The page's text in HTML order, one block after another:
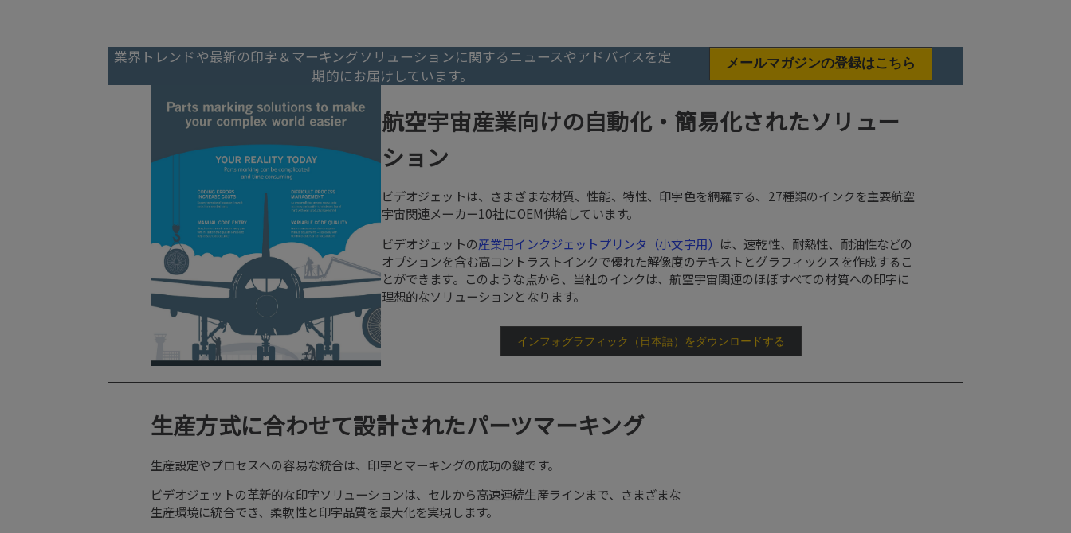
業界トレンドや最新の印字＆マーキングソリューションに関するニュースやアドバイスを定
期的にお届けしています。
メールマガジンの登録はこちら
航空宇宙産業向けの自動化・簡易化されたソリュー
ション
ビデオジェットは、さまざまな材質、性能、特性、印字色を網羅する、27種類のインクを主要航空
宇宙関連メーカー10社にOEM供給しています。
ビデオジェットの産業用インクジェットプリンタ（小文字用） は、速乾性、耐熱性、耐油性などの
オプションを含む高コントラストインクで優れた解像度のテキストとグラフィックスを作成するこ
とができます。このような点から、当社のインクは、航空宇宙関連のほぼすべての材質への印字に
理想的なソリューションとなります。
インフォグラフィック（日本語）をダウンロードする
生産方式に合わせて設計されたパーツマーキング
生産設定やプロセスへの容易な統合は、印字とマーキングの成功の鍵です。
ビデオジェットの革新的な印字ソリューションは、セルから高速連続生産ラインまで、さまざまな
生産環境に統合でき、柔軟性と印字品質を最大化を実現します。